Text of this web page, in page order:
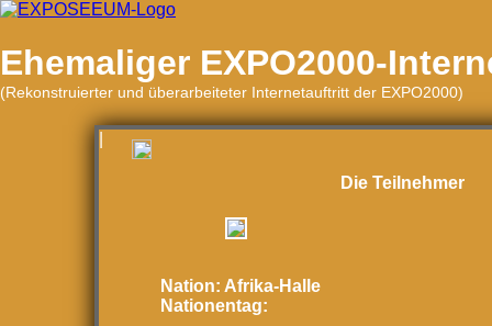
Ehemaliger EXPO2000-
(Rekonstruierter und überarbeiteter Internetauftritt der EXPO2000)
Die Teilnehmer
Nation: Afrika-Halle
Nationentag: